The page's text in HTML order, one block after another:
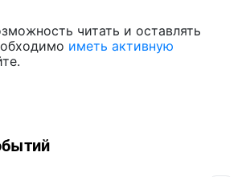
читать и оставлять
иметь активную